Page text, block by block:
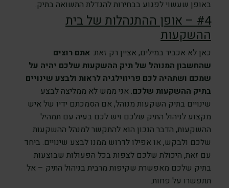
באופן שעשוי לפגוע בבחירות להגדלת התשואה בתיק.
#4 – אופן ההתנהלות של בית
ההשקעות
כאן לא אכביר במילים, אציין רק זאת: אתם רוצים
שהחשבון המנוהל של תיק ההשקעות שלכם יהיה על
שמכם ושתהיה לכם פריווילגיה לראות ולבצע שינויים
בתיק ההשקעות שלכם. אני ממש לא ממליצה לבצע
שינויים בתיק השקעות מנוהל, אם הסמכתם ידיו של איש
מקצוע לניהול התיק שלכם ויש לכם בעיה עם תמהיל
ההשקעות, הדבר הנכון הוא להתקשר למנהל ההשקעות
שלכם ולבקש, או אפילו לדרוש ממנו לבצע שינויים. ביחד
עם זאת, היכולת שלכם לצפות בכל הפעולות שבוצעות
בתיק שלכם מאפשרת שקיפות מרבית בניהול התיק – אל
תתפשרו על פחות.